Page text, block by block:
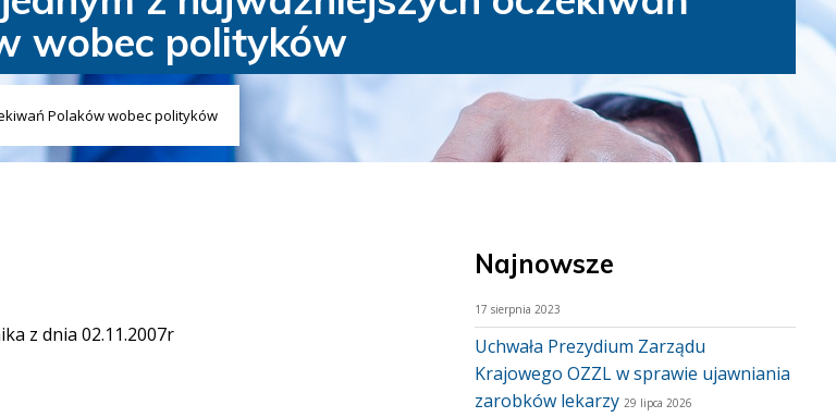
wobec polityków
Polaków wobec polityków
z dnia 02.11.2007r
Najnowsze
17 sierpnia 2023
Uchwała Prezydium Zarządu
Krajowego OZZL w sprawie ujawniania
zarobków lekarzy 29 lipca 2026